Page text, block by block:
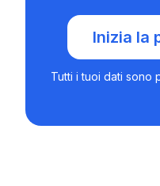
Inizia la
Tutti i tuoi dati sono